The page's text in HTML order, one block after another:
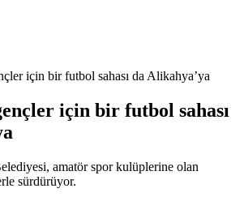
için bir futbol sahası da Alikahya’ya
için bir futbol sahası
amatör spor kulüplerine olan
sürdürüyor.